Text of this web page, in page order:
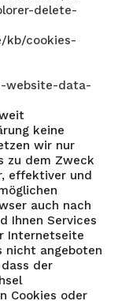
delete-
kb/cookies-
website-data-
keine
wir nur
zu dem Zweck
effektiver und
auch nach
Ihnen Services
Internetseite
nicht angeboten
der
Cookies oder